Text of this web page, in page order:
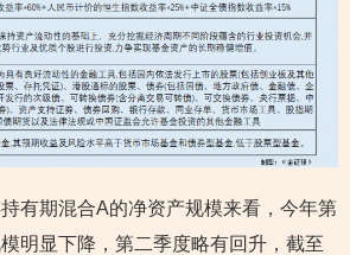
有期混合A的净资产规模来看，今年第
明显下降，第二季度略有回升，截至